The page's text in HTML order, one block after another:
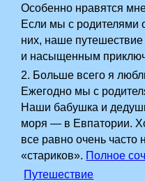
Особенно нравятся
Если мы с родителями
них, наше путешествие
и насыщенным
2. Больше всего я
Ежегодно мы с
Наши бабушка и
моря — в Евпатории.
все равно очень
«стариков». Полное
Путешествие